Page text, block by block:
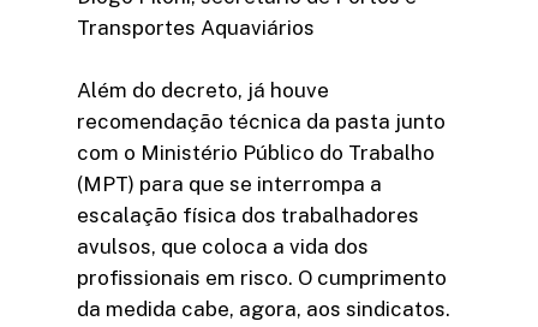
Transportes Aquaviários
Além do decreto, já houve
recomendação técnica da pasta junto
com o Ministério Público do Trabalho
(MPT) para que se interrompa a
escalação física dos trabalhadores
avulsos, que coloca a vida dos
profissionais em risco. O cumprimento
da medida cabe, agora, aos sindicatos.